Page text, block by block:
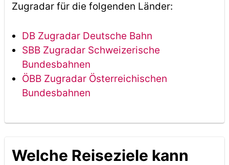
Zugradar für die folgenden Länder:
DB Zugradar Deutsche Bahn
SBB Zugradar Schweizerische
Bundesbahnen
ÖBB Zugradar Österreichischen
Bundesbahnen
Welche Reiseziele kann